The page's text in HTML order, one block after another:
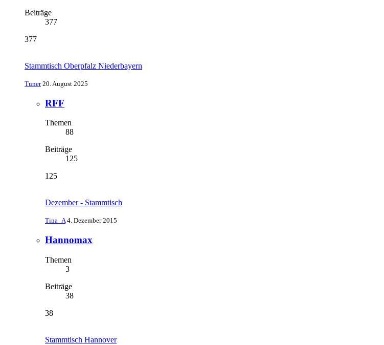
Beiträge
377
377
Stammtisch Oberpfalz Niederbayern
Tuner 20. August 2025
RFF
Themen
88
Beiträge
125
125
Dezember - Stammtisch
Tina_A 4. Dezember 2015
Hannomax
Themen
3
Beiträge
38
38
Stammtisch Hannover